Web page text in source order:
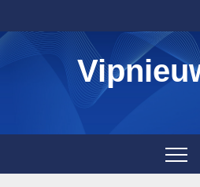
to
content